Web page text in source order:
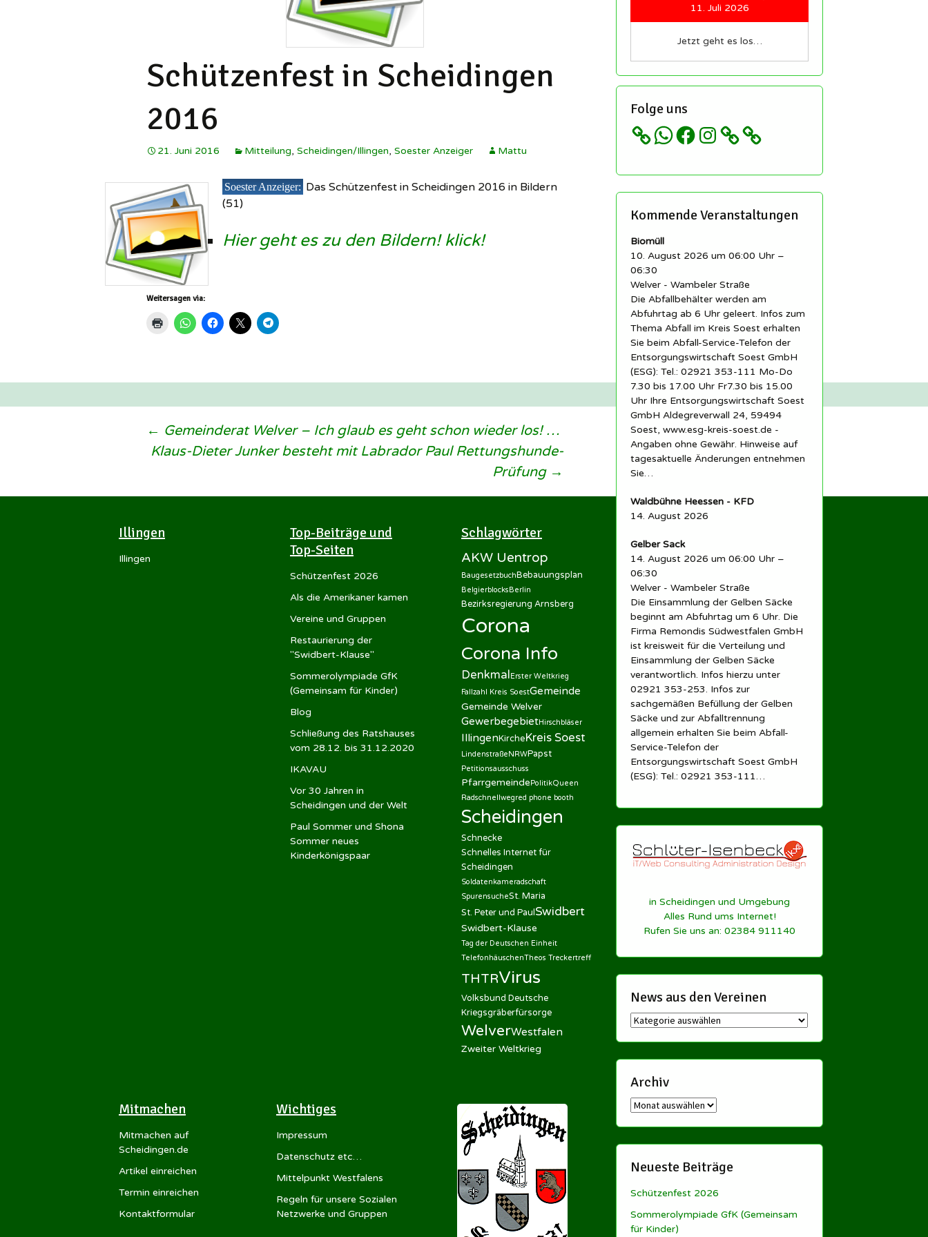
Schützenverein
Illingen ▸
Soldatenkameradschaft
Scheidingen/Illingen
Wetter
Illingen
history.scheidingen
Illingen auf Wikipedia
Datenschutz etc…
Schützenfest in Scheidingen
2016
21. Juni 2016 Mitteilung, Scheidingen/Illingen, Soester Anzeiger Mattu
Soester Anzeiger: Das Schützenfest in Scheidingen 2016 in Bildern
(51)
Hier geht es zu den Bildern! klick!
Weitersagen via:
Beitragsnavigation
← Gemeinderat Welver – Ich glaub es geht schon wieder los! …
Klaus-Dieter Junker besteht mit Labrador Paul Rettungshunde-
Prüfung →
11. Juli 2026
Jetzt geht es los…
Folge uns
WhatsApp
FacebookInstagram
Kommende Veranstaltungen
Biomüll
10. August 2026 um 06:00 Uhr –
06:30
Welver - Wambeler Straße
Die Abfallbehälter werden am
Abfuhrtag ab 6 Uhr geleert. Infos zum
Thema Abfall im Kreis Soest erhalten
Sie beim Abfall-Service-Telefon der
Entsorgungswirtschaft Soest GmbH
(ESG): Tel.: 02921 353-111 Mo-Do
7.30 bis 17.00 Uhr Fr7.30 bis 15.00
Uhr Ihre Entsorgungswirtschaft Soest
GmbH Aldegreverwall 24, 59494
Soest, www.esg-kreis-soest.de -
Angaben ohne Gewähr. Hinweise auf
tagesaktuelle Änderungen entnehmen
Sie…
Waldbühne Heessen - KFD
14. August 2026
Gelber Sack
14. August 2026 um 06:00 Uhr –
06:30
Welver - Wambeler Straße
Die Einsammlung der Gelben Säcke
beginnt am Abfuhrtag um 6 Uhr. Die
Firma Remondis Südwestfalen GmbH
ist kreisweit für die Verteilung und
Einsammlung der Gelben Säcke
verantwortlich. Infos hierzu unter
02921 353-253. Infos zur
sachgemäßen Befüllung der Gelben
Säcke und zur Abfalltrennung
allgemein erhalten Sie beim Abfall-
Service-Telefon der
Entsorgungswirtschaft Soest GmbH
(ESG): Tel.: 02921 353-111…
in Scheidingen und Umgebung
Alles Rund ums Internet!
Rufen Sie uns an: 02384 911140
News aus den Vereinen
News
Vereinen
Archiv
Archiv
Neueste Beiträge
Schützenfest 2026
Sommerolympiade GfK (Gemeinsam
für Kinder)
Illingen
Illingen
Top-Beiträge und
Top-Seiten
Schützenfest 2026
Als die Amerikaner kamen
Vereine und Gruppen
Restaurierung der
"Swidbert-Klause"
Sommerolympiade GfK
(Gemeinsam für Kinder)
Blog
Schließung des Ratshauses
vom 28.12. bis 31.12.2020
IKAVAU
Vor 30 Jahren in
Scheidingen und der Welt
Paul Sommer und Shona
Sommer neues
Kinderkönigspaar
Schlagwörter
AKW Uentrop
BaugesetzbuchBebauungsplan
BelgierblocksBerlin
Bezirksregierung Arnsberg
Corona
Corona Info
DenkmalErster Weltkrieg
Fallzahl Kreis SoestGemeinde
Gemeinde Welver
GewerbegebietHirschbläser
IllingenKircheKreis Soest
LindenstraßeNRWPapst
Petitionsausschuss
PfarrgemeindePolitikQueen
Radschnellwegred phone booth
Scheidingen
Schnecke
Schnelles Internet für
Scheidingen
Soldatenkameradschaft
SpurensucheSt. Maria
St. Peter und PaulSwidbert
Swidbert-Klause
Tag der Deutschen Einheit
TelefonhäuschenTheos Treckertreff
THTRVirus
Volksbund Deutsche
Kriegsgräberfürsorge
WelverWestfalen
Zweiter Weltkrieg
Mitmachen
Mitmachen auf
Scheidingen.de
Artikel einreichen
Termin einreichen
Kontaktformular
Wichtiges
Impressum
Datenschutz etc…
Mittelpunkt Westfalens
Regeln für unsere Sozialen
Netzwerke und Gruppen